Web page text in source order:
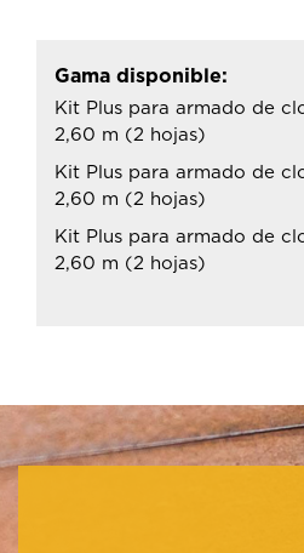
Gama disponible:
Kit Plus para armado de
2,60 m (2 hojas)
Kit Plus para armado de
2,60 m (2 hojas)
Kit Plus para armado de
2,60 m (2 hojas)